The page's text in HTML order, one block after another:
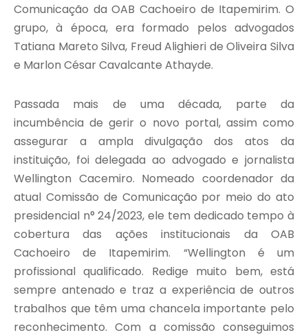
Comunicação da OAB Cachoeiro de Itapemirim. O
grupo, à época, era formado pelos advogados
Tatiana Mareto Silva, Freud Alighieri de Oliveira Silva
e Marlon César Cavalcante Athayde.
Passada mais de uma década, parte da
incumbência de gerir o novo portal, assim como
assegurar a ampla divulgação dos atos da
instituição, foi delegada ao advogado e jornalista
Wellington Cacemiro. Nomeado coordenador da
atual Comissão de Comunicação por meio do ato
presidencial n° 24/2023, ele tem dedicado tempo à
cobertura das ações institucionais da OAB
Cachoeiro de Itapemirim. “Wellington é um
profissional qualificado. Redige muito bem, está
sempre antenado e traz a experiência de outros
trabalhos que têm uma chancela importante pelo
reconhecimento. Com a comissão conseguimos